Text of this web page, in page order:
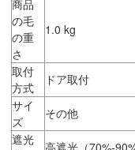
商品
の毛
の重
さ
1.0 kg
取付
方式
ドア取付
サイ
ズ
その他
遮光
高遮光（70%-90%